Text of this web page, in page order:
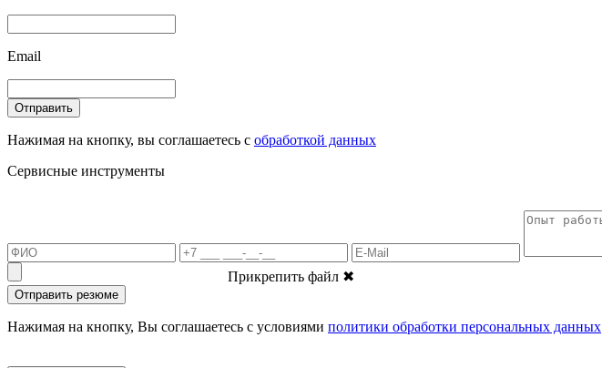
Email
Отправить
Нажимая на кнопку, вы соглашаетесь с обработкой данных
Сервисные инструменты
Прикрепить файл ✖
Отправить резюме
Нажимая на кнопку, Вы соглашаетесь с условиями политики обработки персональных данных